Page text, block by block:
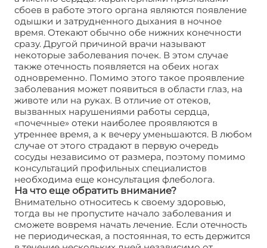
сбоев в работе этого органа являются появление
одышки и затрудненного дыхания в ночное
время. Отекают обычно обе нижних конечности
сразу. Другой причиной врачи называют
некоторые заболевания почек. В этом случае
также отечность появляется на обеих ногах
одновременно. Помимо этого такое проявление
заболевания может появиться в области глаз, на
животе или на руках. В отличие от отеков,
вызванных нарушениями работы сердца,
«почечные» отеки наиболее проявляются в
утреннее время, а к вечеру уменьшаются. В любом
случае от этого страдают в первую очередь
сосуды независимо от размера, поэтому помимо
консультаций профильных специалистов
необходима еще консультация флеболога.
На что еще обратить внимание?
Внимательно относитесь к своему здоровью,
тогда вы не пропустите начало заболевания и
сможете вовремя начать лечение. Если отечность
не периодическая, а постоянная, то есть держится